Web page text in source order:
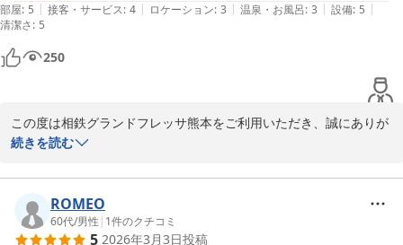
相鉄グランドフレッサ熊本
フロントスタッフ一同
相鉄グランドフレッサ 熊本
部屋: 5 | 接客・サービス: 4 | ロケーション: 3 | 温泉・お風呂: 3 | 設備: 5 |
清潔さ: 5
250
この度は相鉄グランドフレッサ熊本をご利用いただき、誠にありが
とうございます。
お部屋の広さや清潔感、設備面にご満足いただけたとのお言葉を頂
戴し、大変嬉しく存じます。一方で、トイレットペーパーのご使用
感につきまして、ご不便をおかけし申し訳ございません。いただき
ましたご意見は、今後の備品選定や改善の参考とさせていただきま
続きを読む
ROMEO
60代/男性 | 1件のクチコミ
5 2026年3月3日投稿